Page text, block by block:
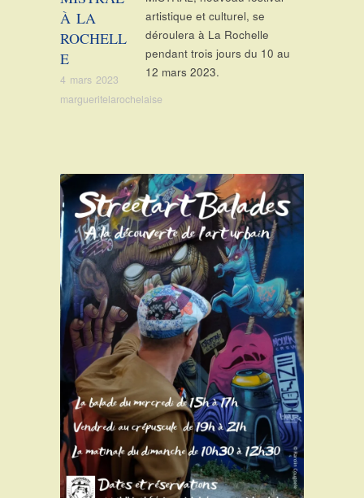
À LA
ROCHELL
E
4 mars 2023
margueritelarochelaise
artistique et culturel, se
déroulera à La Rochelle
pendant trois jours du 10 au
12 mars 2023.